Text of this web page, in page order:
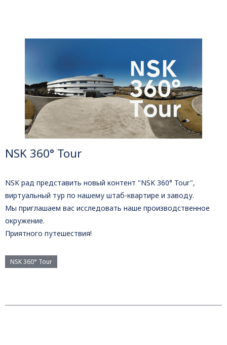
NSK 360° Tour
NSK рад представить новый контент "NSK 360° Tour",
виртуальный тур по нашему штаб-квартире и заводу.
Мы приглашаем вас исследовать наше производственное
окружение.
Приятного путешествия!
NSK 360° Tour